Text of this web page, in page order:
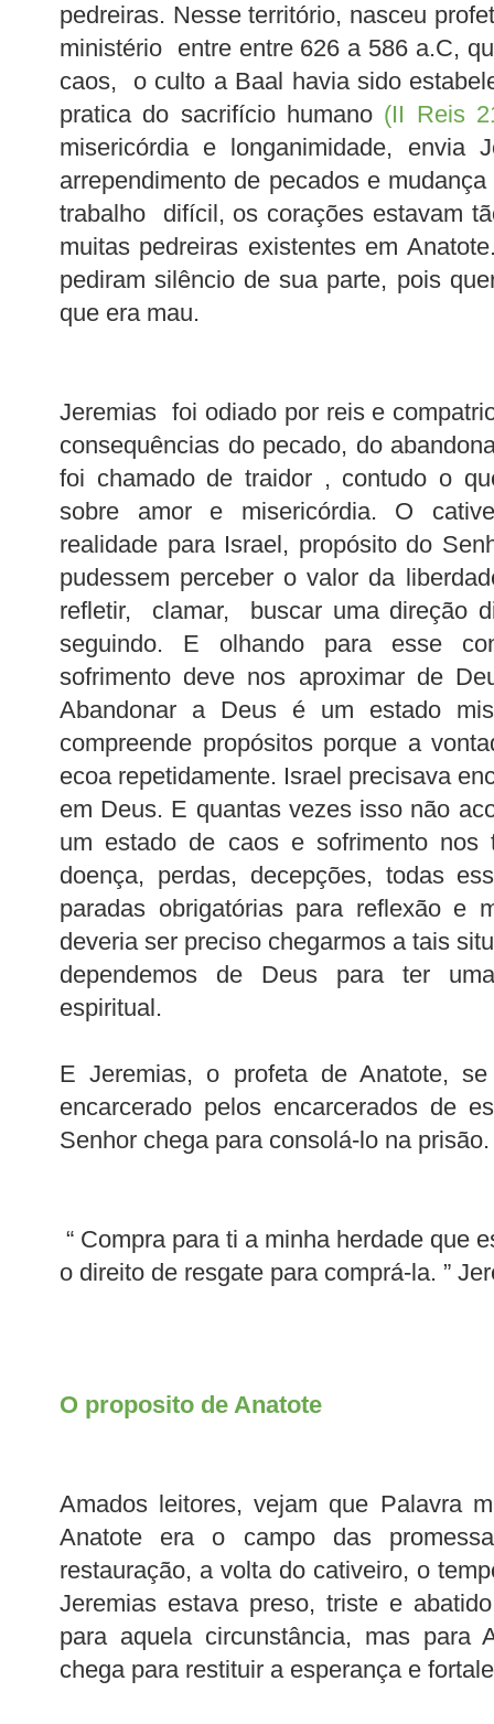
pedreiras. Nesse território, nasceu
ministério entre entre 626 a 586 a.C,
caos, o culto a Baal havia sido
pratica do sacrifício humano (II Reis
misericórdia e longanimidade, envia
arrependimento de pecados e
trabalho difícil, os corações estavam
muitas pedreiras existentes em
pediram silêncio de sua parte, pois
que era mau.
Jeremias foi odiado por reis e
consequências do pecado, do
foi chamado de traidor , contudo o
sobre amor e misericórdia. O
realidade para Israel, propósito do
pudessem perceber o valor da
refletir, clamar, buscar uma direção
seguindo. E olhando para esse
sofrimento deve nos aproximar de
Abandonar a Deus é um estado
compreende propósitos porque a
ecoa repetidamente. Israel precisava
em Deus. E quantas vezes isso não
um estado de caos e sofrimento nos
doença, perdas, decepções, todas
paradas obrigatórias para reflexão e
deveria ser preciso chegarmos a tais
dependemos de Deus para ter
espiritual.
E Jeremias, o profeta de Anatote,
encarcerado pelos encarcerados de
Senhor chega para consolá-lo na prisão.
“ Compra para ti a minha herdade que
o direito de resgate para comprá-la. ”
O proposito de Anatote
Amados leitores, vejam que Palavra
Anatote era o campo das
restauração, a volta do cativeiro, o
Jeremias estava preso, triste e
para aquela circunstância, mas para
chega para restituir a esperança e